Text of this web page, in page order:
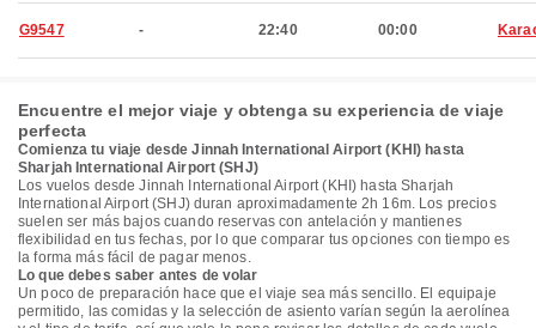
G9547 - 22:40 00:00
Encuentre el mejor viaje y obtenga su experiencia de viaje
perfecta
Comienza tu viaje desde Jinnah International Airport (KHI) hasta
Sharjah International Airport (SHJ)
Los vuelos desde Jinnah International Airport (KHI) hasta Sharjah
International Airport (SHJ) duran aproximadamente 2h 16m. Los precios
suelen ser más bajos cuando reservas con antelación y mantienes
flexibilidad en tus fechas, por lo que comparar tus opciones con tiempo es
la forma más fácil de pagar menos.
Lo que debes saber antes de volar
Un poco de preparación hace que el viaje sea más sencillo. El equipaje
permitido, las comidas y la selección de asiento varían según la aerolínea